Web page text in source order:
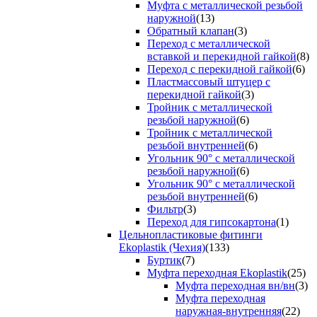
Муфта с металлической резьбой
наружной(13)
Обратный клапан(3)
Переход с металлической
вставкой и перекидной гайкой(8)
Переход с перекидной гайкой(6)
Пластмассовый штуцер с
перекидной гайкой(3)
Тройник с металлической
резьбой наружной(6)
Тройник с металлической
резьбой внутренней(6)
Угольник 90° с металлической
резьбой наружной(6)
Угольник 90° с металлической
резьбой внутренней(6)
Фильтр(3)
Переход для гипсокартона(1)
Цельнопластиковые фитинги
Ekoplastik (Чехия)(133)
Буртик(7)
Муфта переходная Ekoplastik(25)
Муфта переходная вн/вн(3)
Муфта переходная
наружная-внутренняя(22)